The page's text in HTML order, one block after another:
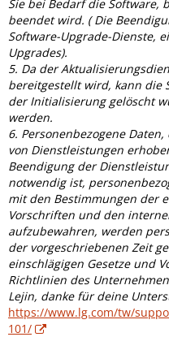
Sie bei Bedarf die Software,
beendet wird. ( Die
Software-Upgrade-Dienste,
Upgrades).
5. Da der
bereitgestellt wird, kann die
der Initialisierung gelöscht
werden.
6. Personenbezogene
von Dienstleistungen
Beendigung der
notwendig ist,
mit den Bestimmungen der
Vorschriften und den
aufzubewahren, werden
der vorgeschriebenen Zeit
einschlägigen Gesetze und
Richtlinien des
Lejin, danke für deine
https://www.lg.com/tw/
101/